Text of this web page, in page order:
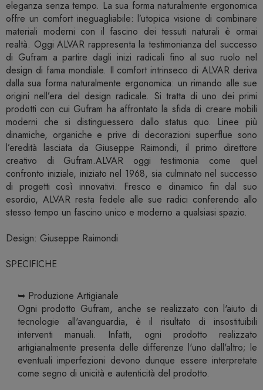
eleganza senza tempo. La sua forma naturalmente ergonomica
offre un comfort ineguagliabile: l’utopica visione di combinare
materiali moderni con il fascino dei tessuti naturali è ormai
realtà. Oggi ALVAR rappresenta la testimonianza del successo
di Gufram a partire dagli inizi radicali fino al suo ruolo nel
design di fama mondiale. Il comfort intrinseco di ALVAR deriva
dalla sua forma naturalmente ergonomica: un rimando alle sue
origini nell’era del design radicale. Si tratta di uno dei primi
prodotti con cui Gufram ha affrontato la sfida di creare mobili
moderni che si distinguessero dallo status quo. Linee più
dinamiche, organiche e prive di decorazioni superflue sono
l’eredità lasciata da Giuseppe Raimondi, il primo direttore
creativo di Gufram.ALVAR oggi testimonia come quel
confronto iniziale, iniziato nel 1968, sia culminato nel successo
di progetti così innovativi. Fresco e dinamico fin dal suo
esordio, ALVAR resta fedele alle sue radici conferendo allo
stesso tempo un fascino unico e moderno a qualsiasi spazio.
Design: Giuseppe Raimondi
SPECIFICHE
➥ Produzione Artigianale
Ogni prodotto Gufram, anche se realizzato con l'aiuto di
tecnologie all'avanguardia, è il risultato di insostituibili
interventi manuali. Infatti, ogni prodotto realizzato
artigianalmente presenta delle differenze l'uno dall'altro; le
eventuali imperfezioni devono dunque essere interpretate
come segno di unicità e autenticità del prodotto.